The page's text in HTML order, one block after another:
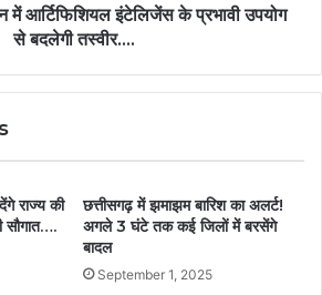
में आर्टिफिशियल इंटेलिजेंस के प्रभावी उपयोग
से बदलेगी तस्वीर….
राज्य की
सौगात….
छत्तीसगढ़ में झमाझम बारिश का अलर्ट!
अगले 3 घंटे तक कई जिलों में बरसेंगे
बादल
September 1, 2025